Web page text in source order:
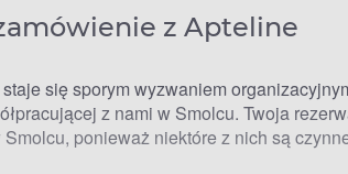
z Apteline
się sporym wyzwaniem
z nami w Smolcu. Twoja
ponieważ niektóre z nich są